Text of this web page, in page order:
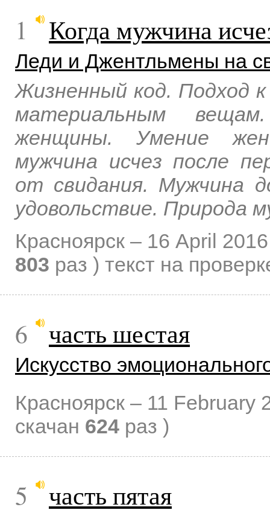
1 Когда мужчина
Леди и Джентльмены на
Жизненный код. Подход
материальным
женщины. Умение
мужчина исчез после
от свидания. Мужчина
удовольствие. Природа
Красноярск – 16 April 2016
803 раз ) текст на
6 часть шестая
Искусство
Красноярск – 11 February
скачан 624 раз )
5 часть пятая